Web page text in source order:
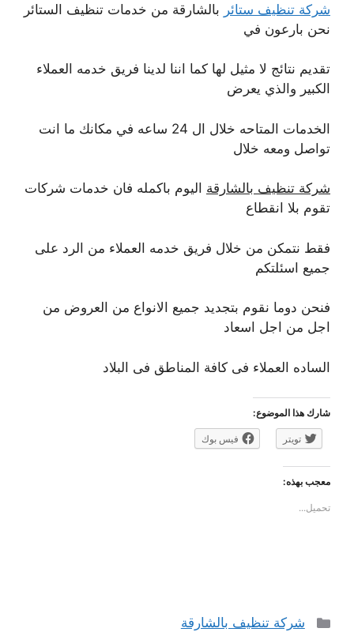
شركة تنظيف ستائر بالشارقة من خدمات تنظيف الستائر
نحن بارعون في
تقديم نتائج لا مثيل لها كما اننا لدينا فريق خدمه العملاء
الكبير والذي يعرض
الخدمات المتاحه خلال ال 24 ساعه في مكانك ما انت
تواصل ومعه خلال
شركة تنظيف بالشارقة اليوم باكمله فان خدمات شركات
تقوم بلا انقطاع
فقط نتمكن من خلال فريق خدمه العملاء من الرد على
جميع اسئلتكم
فنحن دوما نقوم بتجديد جميع الانواع من العروض من
اجل من اجل اسعاد
الساده العملاء فى كافة المناطق فى البلاد
شارك هذا الموضوع:
تويتر فيس بوك
معجب بهذه:
تحميل...
التصنيفات
شركة تنظيف بالشارقة